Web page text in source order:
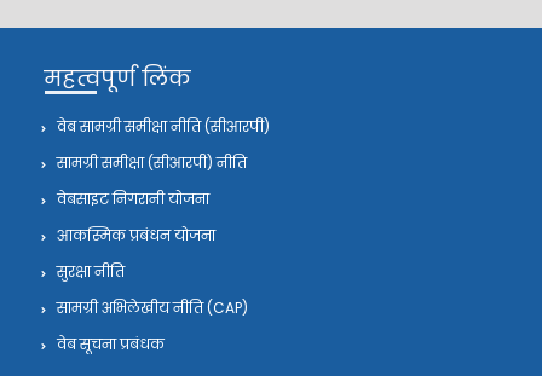
महत्वपूर्ण लिंक
वेब सामग्री समीक्षा नीति (सीआरपी)
सामग्री समीक्षा (सीआरपी) नीति
वेबसाइट निगरानी योजना
आकस्मिक प्रबंधन योजना
सुरक्षा नीति
सामग्री अभिलेखीय नीति (CAP)
वेब सूचना प्रबंधक